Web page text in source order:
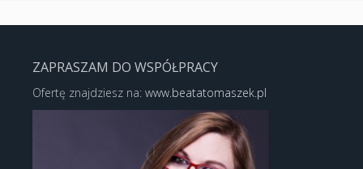
ZAPRASZAM DO WSPÓŁPRACY
Ofertę znajdziesz na: www.beatatomaszek.pl